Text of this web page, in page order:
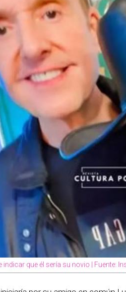
indicar que él sería su novio | Fuente: